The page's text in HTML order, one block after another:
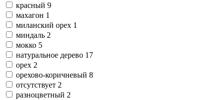
красный 9
махагон 1
миланский орех 1
миндаль 2
мокко 5
натуральное дерево 17
орех 2
орехово-коричневый 8
отсутствует 2
разноцветный 2